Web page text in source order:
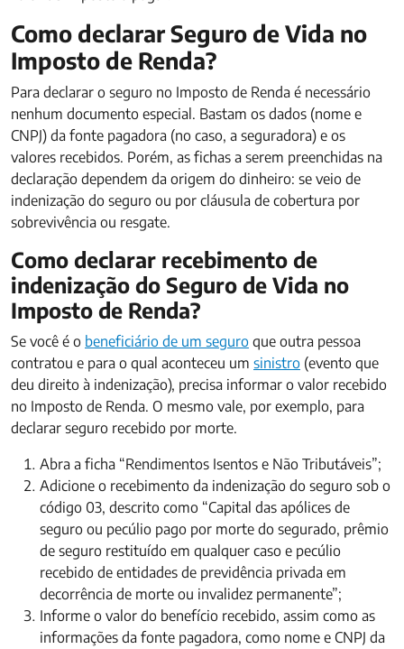
Como declarar Seguro de Vida no
Imposto de Renda?
Para declarar o seguro no Imposto de Renda é necessário
nenhum documento especial. Bastam os dados (nome e
CNPJ) da fonte pagadora (no caso, a seguradora) e os
valores recebidos. Porém, as fichas a serem preenchidas na
declaração dependem da origem do dinheiro: se veio de
indenização do seguro ou por cláusula de cobertura por
sobrevivência ou resgate.
Como declarar recebimento de
indenização do Seguro de Vida no
Imposto de Renda?
Se você é o beneficiário de um seguro que outra pessoa
contratou e para o qual aconteceu um sinistro (evento que
deu direito à indenização), precisa informar o valor recebido
no Imposto de Renda. O mesmo vale, por exemplo, para
declarar seguro recebido por morte.
Abra a ficha “Rendimentos Isentos e Não Tributáveis”;
Adicione o recebimento da indenização do seguro sob o
código 03, descrito como “Capital das apólices de
seguro ou pecúlio pago por morte do segurado, prêmio
de seguro restituído em qualquer caso e pecúlio
recebido de entidades de previdência privada em
decorrência de morte ou invalidez permanente”;
Informe o valor do benefício recebido, assim como as
informações da fonte pagadora, como nome e CNPJ da